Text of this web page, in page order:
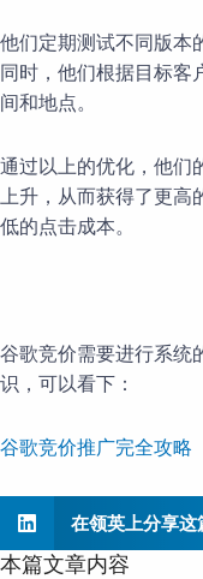
他们定期测试不同版本
同时，他们根据目标客
间和地点。
通过以上的优化，他们
上升，从而获得了更高
低的点击成本。
谷歌竞价需要进行系统
识，可以看下：
谷歌竞价推广完全攻略
在领英上分享这
本篇文章内容